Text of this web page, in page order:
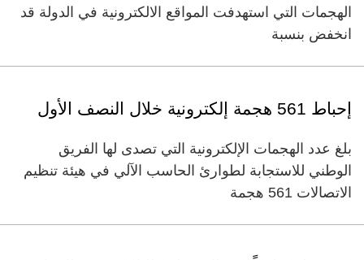
الهجمات التي استهدفت المواقع الالكترونية في الدولة قد
انخفض بنسبة
إحباط 561 هجمة إلكترونية خلال النصف الأول
بلغ عدد الهجمات الإلكترونية التي تصدى لها الفريق
الوطني للاستجابة لطوارئ الحاسب الآلي في هيئة تنظيم
الاتصالات 561 هجمة